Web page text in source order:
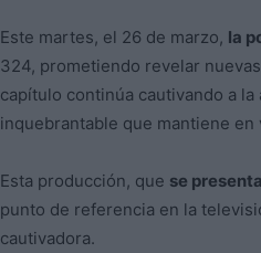
Este martes, el 26 de marzo, la
324, prometiendo revelar
capítulo continúa cautivando a
inquebrantable que mantiene
Esta producción, que se
punto de referencia en la
cautivadora.